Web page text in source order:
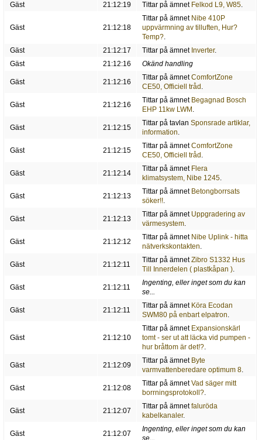
Gäst 21:12:19 Tittar på ämnet Felkod L9, W85.
Gäst 21:12:18
Tittar på ämnet Nibe 410P
uppvärmning av tilluften, Hur?
Temp?.
Gäst
21:12:17 Tittar på ämnet Inverter.
Gäst
21:12:16 Okänd handling
Gäst 21:12:16
Tittar på ämnetComfortZone
CE50, Officiell tråd .
Gäst 21:12:16
Tittar på ämnet Begagnad Bosch
EHP 11kw LWM .
Gäst 21:12:15
Tittar på tavlan Sponsrade artiklar,
information.
Gäst 21:12:15
Tittar på ämnetComfortZone
CE50, Officiell tråd .
Gäst 21:12:14
Tittar på ämnet Flera
klimatsystem, Nibe 1245.
Gäst 21:12:13
Tittar på ämnet Betongborrsats
söker!!.
Gäst 21:12:13
Tittar på ämnet Uppgradering av
värmesystem.
Gäst 21:12:12
Tittar på ämnet Nibe Uplink - hitta
nätverkskontakten.
Gäst 21:12:11
Tittar på ämnetZibro S1332 Hus
Till Innerdelen ( plastkåpan ).
Gäst 21:12:11
Ingenting, eller inget som du kan
se...
Gäst 21:12:11
Tittar på ämnet Köra Ecodan
SWM80 på enbart elpatron.
Gäst 21:12:10
Tittar på ämnet Expansionskärl
tomt - ser ut att läcka vid pumpen -
hur bråttom är det!?.
Gäst 21:12:09
Tittar på ämnet Byte
varmvattenberedare optimum 8.
Gäst 21:12:08
Tittar på ämnetVad säger mitt
borrningsprotokoll?.
Gäst 21:12:07
Tittar på ämnetfaluröda
kabelkanaler.
Gäst 21:12:07
Ingenting, eller inget som du kan
se...